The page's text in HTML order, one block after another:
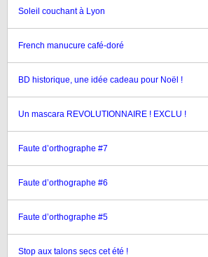
Soleil couchant à Lyon
French manucure café-doré
BD historique, une idée cadeau pour Noël !
Un mascara REVOLUTIONNAIRE ! EXCLU !
Faute d’orthographe #7
Faute d’orthographe #6
Faute d’orthographe #5
Stop aux talons secs cet été !